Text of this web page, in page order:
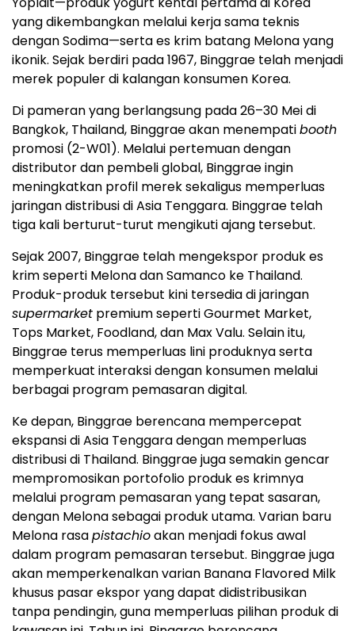
yang dikembangkan melalui kerja sama teknis
dengan Sodima—serta es krim batang Melona yang
ikonik. Sejak berdiri pada 1967, Binggrae telah menjadi
merek populer di kalangan konsumen Korea.
Di pameran yang berlangsung pada 26–30 Mei di
Bangkok, Thailand, Binggrae akan menempatibooth
promosi (2-W01). Melalui pertemuan dengan
distributor dan pembeli global, Binggrae ingin
meningkatkan profil merek sekaligus memperluas
jaringan distribusi di Asia Tenggara. Binggrae telah
tiga kali berturut-turut mengikuti ajang tersebut.
Sejak 2007, Binggrae telah mengekspor produk es
krim seperti Melona dan Samanco ke Thailand.
Produk-produk tersebut kini tersedia di jaringan
supermarket premium seperti Gourmet Market,
Tops Market, Foodland, dan Max Valu. Selain itu,
Binggrae terus memperluas lini produknya serta
memperkuat interaksi dengan konsumen melalui
berbagai program pemasaran digital.
Ke depan, Binggrae berencana mempercepat
ekspansi di Asia Tenggara dengan memperluas
distribusi di Thailand. Binggrae juga semakin gencar
mempromosikan portofolio produk es krimnya
melalui program pemasaran yang tepat sasaran,
dengan Melona sebagai produk utama. Varian baru
Melona rasapistachioakan menjadi fokus awal
dalam program pemasaran tersebut. Binggrae juga
akan memperkenalkan varian Banana Flavored Milk
khusus pasar ekspor yang dapat didistribusikan
tanpa pendingin, guna memperluas pilihan produk di